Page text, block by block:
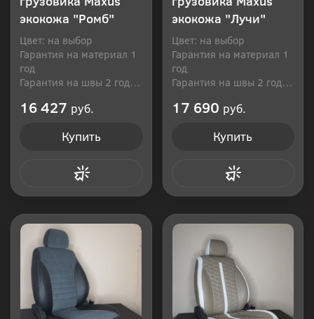
экокожа "Ромб"
Цвет: на выбор
Гарантия на материал 1
год
Гарантия на швы 2 года
16 427 руб.
Купить
экокожа "Лучи"
Цвет: на выбор
Гарантия на материал 1
год
Гарантия на швы 2 года
17 690 руб.
Купить